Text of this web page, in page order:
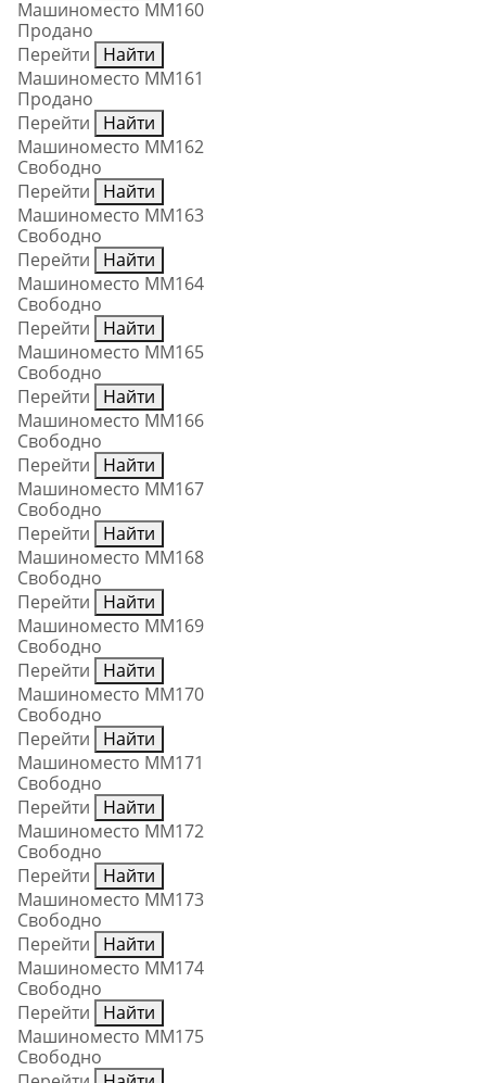
Машиноместо ММ160
Продано
Перейти
Найти
Машиноместо ММ161
Продано
Перейти
Найти
Машиноместо ММ162
Свободно
Перейти
Найти
Машиноместо ММ163
Свободно
Перейти
Найти
Машиноместо ММ164
Свободно
Перейти
Найти
Машиноместо ММ165
Свободно
Перейти
Найти
Машиноместо ММ166
Свободно
Перейти
Найти
Машиноместо ММ167
Свободно
Перейти
Найти
Машиноместо ММ168
Свободно
Перейти
Найти
Машиноместо ММ169
Свободно
Перейти
Найти
Машиноместо ММ170
Свободно
Перейти
Найти
Машиноместо ММ171
Свободно
Перейти
Найти
Машиноместо ММ172
Свободно
Перейти
Найти
Машиноместо ММ173
Свободно
Перейти
Найти
Машиноместо ММ174
Свободно
Перейти
Найти
Машиноместо ММ175
Свободно